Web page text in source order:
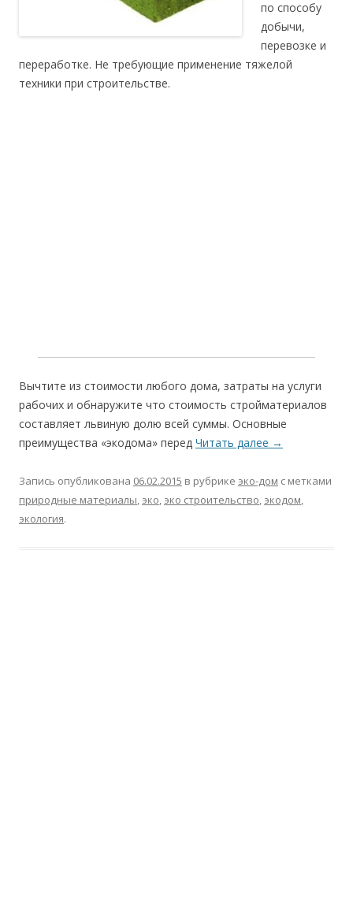
по способу
добычи,
перевозке и
переработке. Не требующие применение тяжелой
техники при строительстве.
Вычтите из стоимости любого дома, затраты на услуги
рабочих и обнаружите что стоимость стройматериалов
составляет львиную долю всей суммы. Основные
преимущества «экодома» перед Читать далее →
Запись опубликована 06.02.2015 в рубрике эко-дом с метками
природные материалы, эко, эко строительство, экодом,
экология.